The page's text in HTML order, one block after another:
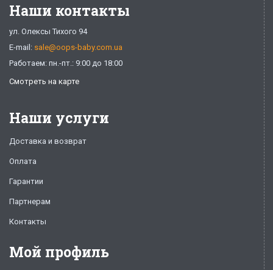
Наши контакты
ул. Олексы Тихого 94
E-mail: sale@oops-baby.com.ua
Работаем: пн.-пт.: 9:00 до 18:00
Смотреть на карте
Наши услуги
Доставка и возврат
Оплата
Гарантии
Партнерам
Контакты
Мой профиль